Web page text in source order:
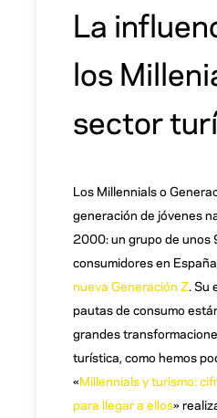
La
los
sector
Los Millennials o
generación de jóvenes
2000: un grupo de unos
consumidores en
nueva Generación Z. Su
pautas de consumo
grandes
turística, como hemos
«Millennials y turismo:
para llegar a ellos»